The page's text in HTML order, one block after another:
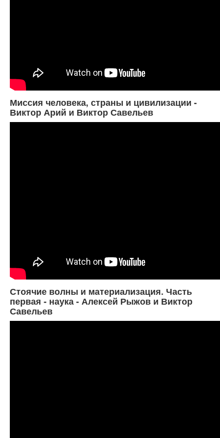
Миссия человека, страны и цивилизации -
Виктор Арий и Виктор Савельев
Стоячие волны и материализация. Часть
первая - наука - Алексей Рыжов и Виктор
Савельев